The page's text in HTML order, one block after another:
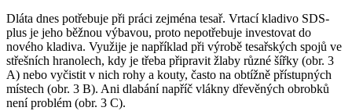
Dláta dnes potřebuje při práci zejména tesař. Vrtací kladivo SDS-
plus je jeho běžnou výbavou, proto nepotřebuje investovat do
nového kladiva. Využije je například při výrobě tesařských spojů ve
střešních hranolech, kdy je třeba připravit žlaby různé šířky (obr. 3
A) nebo vyčistit v nich rohy a kouty, často na obtížně přístupných
místech (obr. 3 B). Ani dlabání napříč vlákny dřevěných obrobků
není problém (obr. 3 C).